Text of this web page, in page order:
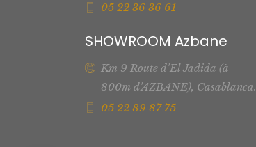
05 22 36 36 61
SHOWROOM Azbane
Km 9 Route d’El Jadida (à
800m d’AZBANE), Casablanca.
05 22 89 87 75